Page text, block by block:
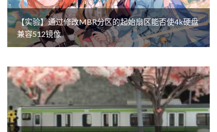
【实验】通过修改MBR分区的起始扇区能否使4k硬盘
兼容512镜像